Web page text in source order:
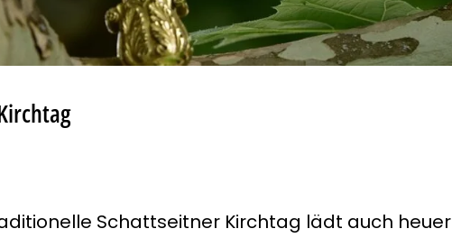
Schattseitner Kirchtag lädt auch heuer